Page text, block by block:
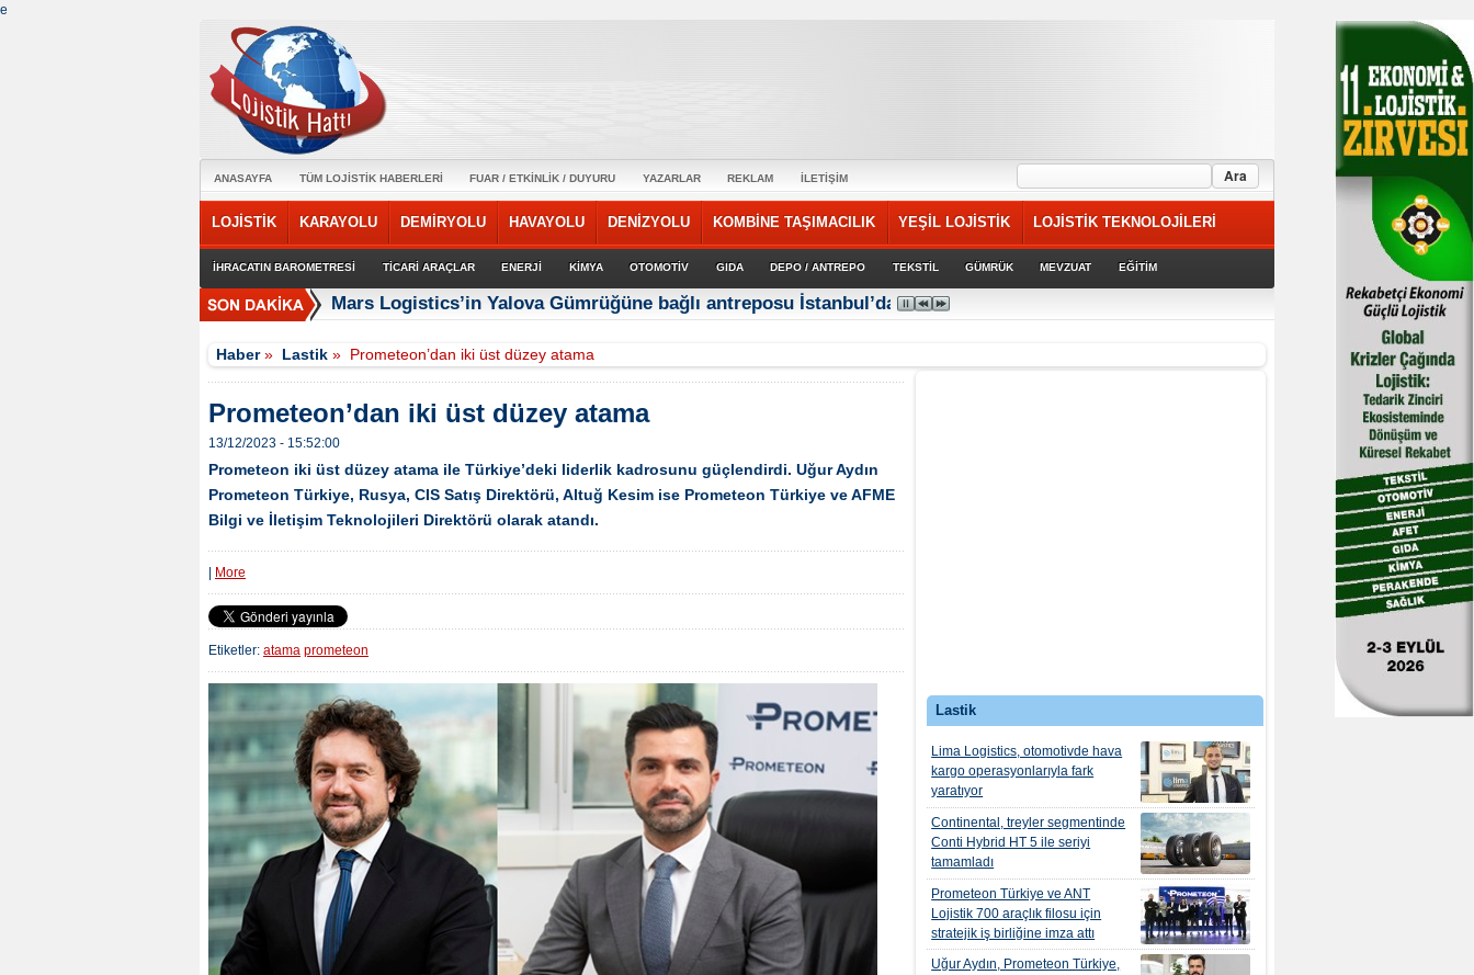
e
ANASAYFA TÜM LOJİSTİK HABERLERİ FUAR / ETKİNLİK / DUYURU YAZARLAR REKLAM İLETİŞİM
LOJİSTİK KARAYOLU DEMİRYOLU HAVAYOLU DENİZYOLU KOMBİNE TAŞIMACILIK YEŞİL LOJİSTİK LOJİSTİK TEKNOLOJİLERİ
İHRACATIN BAROMETRESİ TİCARİ ARAÇLAR ENERJİ KİMYA OTOMOTİV GIDA DEPO / ANTREPO TEKSTİL GÜMRÜK MEVZUAT EĞİTİM
Mars Logistics’in Yalova Gümrüğüne bağlı antreposu İstanbul’da hizmet veriyor
Haber» Lastik » Prometeon’dan iki üst düzey atama
Lastik
Lima Logistics, otomotivde hava
kargo operasyonlarıyla fark
yaratıyor
Continental, treyler segmentinde
Conti Hybrid HT 5 ile seriyi
tamamladı
Prometeon Türkiye ve ANT
Lojistik 700 araçlık filosu için
stratejik iş birliğine imza attı
Uğur Aydın, Prometeon Türkiye,
Prometeon’dan iki üst düzey atama
13/12/2023 - 15:52:00
Prometeon iki üst düzey atama ile Türkiye’deki liderlik kadrosunu güçlendirdi. Uğur Aydın
Prometeon Türkiye, Rusya, CIS Satış Direktörü, Altuğ Kesim ise Prometeon Türkiye ve AFME
Bilgi ve İletişim Teknolojileri Direktörü olarak atandı.
More
Etiketler: atama prometeon